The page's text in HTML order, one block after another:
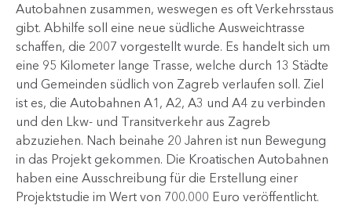
Autobahnen zusammen, weswegen es oft Verkehrsstaus
gibt. Abhilfe soll eine neue südliche Ausweichtrasse
schaffen, die 2007 vorgestellt wurde. Es handelt sich um
eine 95 Kilometer lange Trasse, welche durch 13 Städte
und Gemeinden südlich von Zagreb verlaufen soll. Ziel
ist es, die Autobahnen A1, A2, A3 und A4 zu verbinden
und den Lkw- und Transitverkehr aus Zagreb
abzuziehen. Nach beinahe 20 Jahren ist nun Bewegung
in das Projekt gekommen. Die Kroatischen Autobahnen
haben eine Ausschreibung für die Erstellung einer
Projektstudie im Wert von 700.000 Euro veröffentlicht.